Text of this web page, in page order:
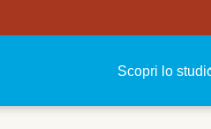
Scopri lo